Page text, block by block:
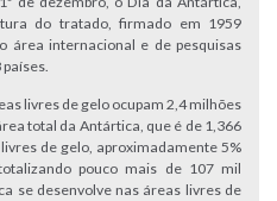
do tratado, firmado em 1959
área internacional e de pesquisas
livres de gelo ocupam 2,4 milhões
total da Antártica, que é de 1,366
de gelo, aproximadamente 5%
pouco mais de 107 mil
se desenvolve nas áreas livres de